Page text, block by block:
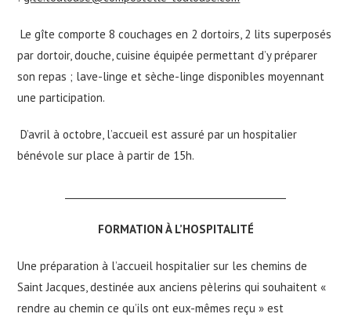
Le gîte comporte 8 couchages en 2 dortoirs, 2 lits superposés
par dortoir, douche, cuisine équipée permettant d’y préparer
son repas ; lave-linge et sèche-linge disponibles moyennant
une participation.
D’avril à octobre, l’accueil est assuré par un hospitalier
bénévole sur place à partir de 15h.
FORMATION À L’HOSPITALITÉ
Une préparation à l’accueil hospitalier sur les chemins de
Saint Jacques, destinée aux anciens pèlerins qui souhaitent «
rendre au chemin ce qu’ils ont eux-mêmes reçu » est